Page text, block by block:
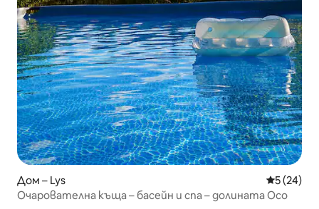
Дом – Lys Средна
5 (24)
Очарователна къща – басейн и спа – долината Осо